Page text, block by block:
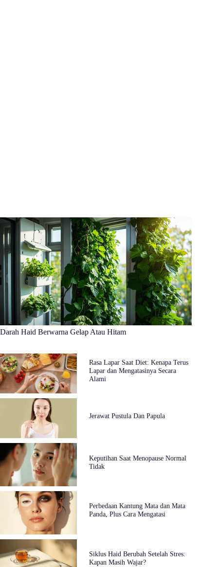
Darah Haid Berwarna Gelap Atau Hitam
Rasa Lapar Saat Diet: Kenapa Terus
Lapar dan Mengatasinya Secara
Alami
Jerawat Pustula Dan Papula
Keputihan Saat Menopause Normal
Tidak
Perbedaan Kantung Mata dan Mata
Panda, Plus Cara Mengatasi
Siklus Haid Berubah Setelah Stres:
Kapan Masih Wajar?